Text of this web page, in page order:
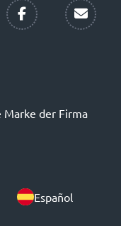
der Firma
Español